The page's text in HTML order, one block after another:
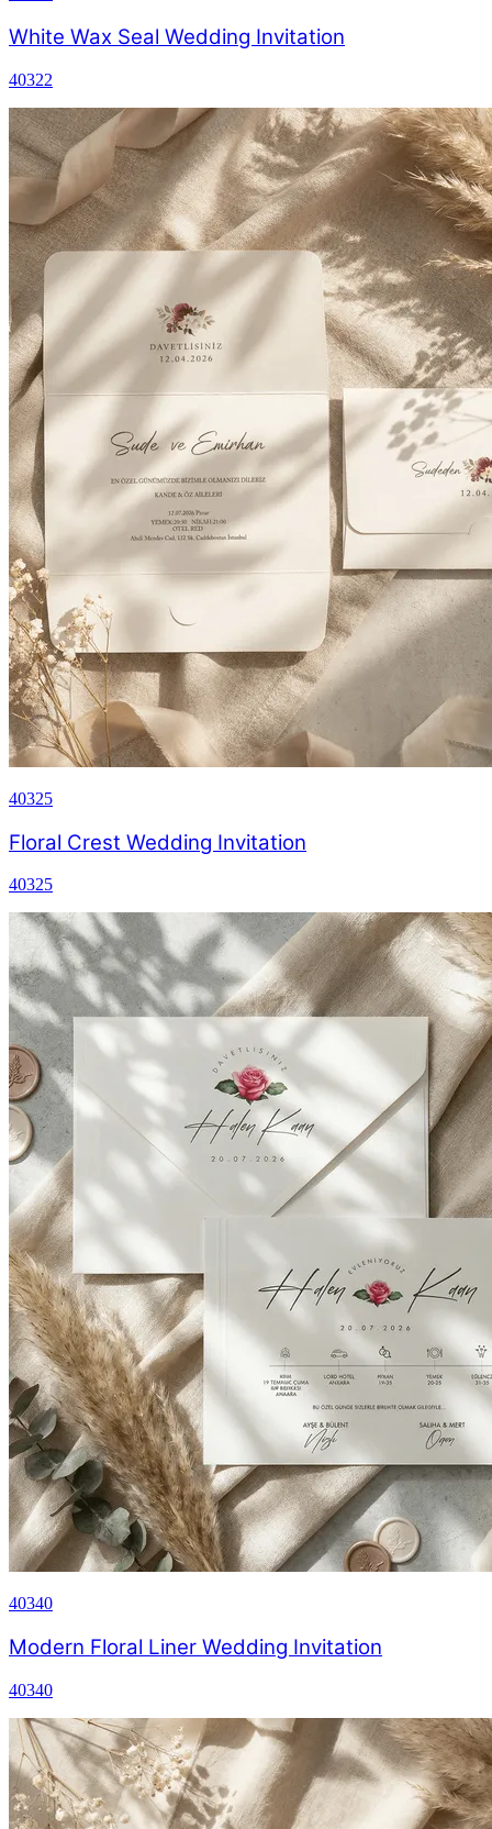
White Wax Seal Wedding Invitation
40322
40325
Floral Crest Wedding Invitation
40325
40340
Modern Floral Liner Wedding Invitation
40340